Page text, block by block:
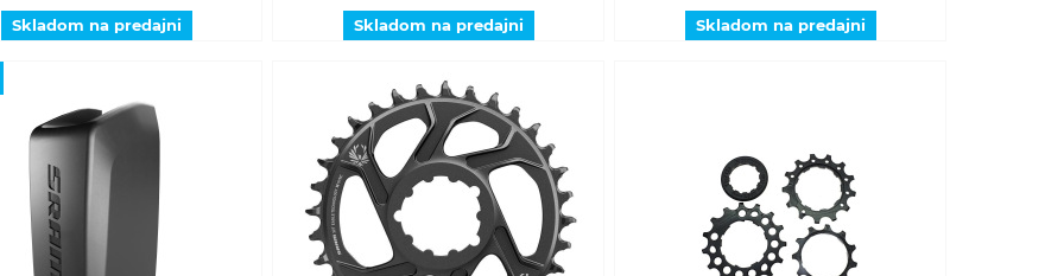
Skladom na predajni Skladom na predajni Skladom na predajni